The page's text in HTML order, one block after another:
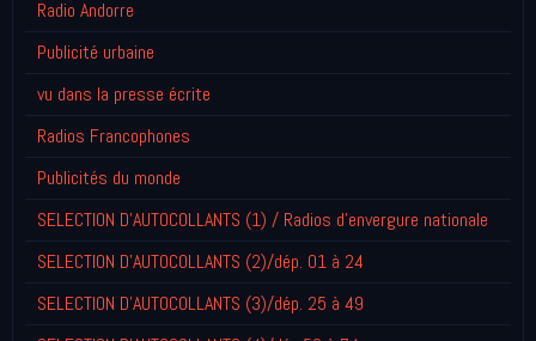
Radio Andorre
Publicité urbaine
vu dans la presse écrite
Radios Francophones
Publicités du monde
SELECTION D'AUTOCOLLANTS (1) / Radios d'envergure nationale
SELECTION D'AUTOCOLLANTS (2)/dép. 01 à 24
SELECTION D'AUTOCOLLANTS (3)/dép. 25 à 49